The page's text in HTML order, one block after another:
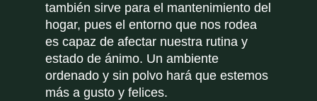
también sirve para el mantenimiento del
hogar, pues el entorno que nos rodea
es capaz de afectar nuestra rutina y
estado de ánimo. Un ambiente
ordenado y sin polvo hará que estemos
más a gusto y felices.